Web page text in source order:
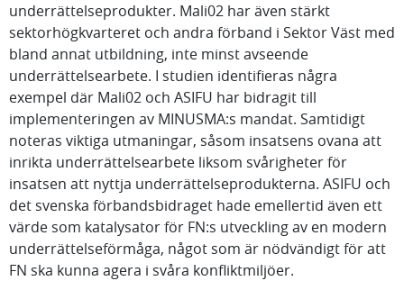
underrättelseprodukter. Mali02 har även stärkt
sektorhögkvarteret och andra förband i Sektor Väst med
bland annat utbildning, inte minst avseende
underrättelsearbete. I studien identifieras några
exempel där Mali02 och ASIFU har bidragit till
implementeringen av MINUSMA:s mandat. Samtidigt
noteras viktiga utmaningar, såsom insatsens ovana att
inrikta underrättelsearbete liksom svårigheter för
insatsen att nyttja underrättelseprodukterna. ASIFU och
det svenska förbandsbidraget hade emellertid även ett
värde som katalysator för FN:s utveckling av en modern
underrättelseförmåga, något som är nödvändigt för att
FN ska kunna agera i svåra konfliktmiljöer.